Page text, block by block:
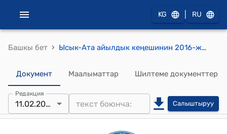
KG RU
Башкы бет › Ысык-Ата айылдык кеңешинин 2016-жылдын 11-февралындагы № 150/XXIV-26 "Горная-Серафимовка айылынын элдеринин айылдын аталышын которуу жөнүндөгү кайрылуусун кароо" тотому
Документ Маалыматтар Шилтеме документтер
Редакция
11.02.2016 Салыштыруу